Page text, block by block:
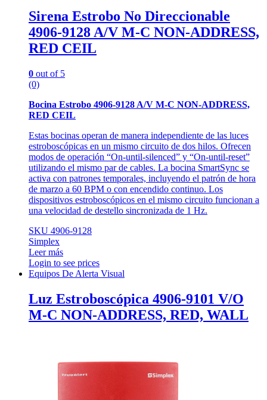
Sirena Estrobo No Direccionable
4906-9128 A/V M-C NON-ADDRESS,
RED CEIL
0 out of 5
(0)
Bocina Estrobo 4906-9128 A/V M-C NON-ADDRESS,
RED CEIL
Estas bocinas operan de manera independiente de las luces
estroboscópicas en un mismo circuito de dos hilos. Ofrecen
modos de operación “On-until-silenced” y “On-until-reset”
utilizando el mismo par de cables. La bocina SmartSync se
activa con patrones temporales, incluyendo el patrón de hora
de marzo a 60 BPM o con encendido continuo. Los
dispositivos estroboscópicos en el mismo circuito funcionan a
una velocidad de destello sincronizada de 1 Hz.
SKU 4906-9128
Simplex
Leer más
Login to see prices
Equipos De Alerta Visual
Luz Estroboscópica 4906-9101 V/O
M-C NON-ADDRESS, RED, WALL